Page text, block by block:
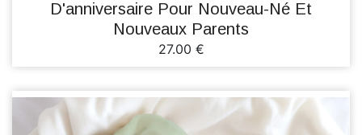
D'anniversaire Pour Nouveau-Né Et
Nouveaux Parents
27.00 €